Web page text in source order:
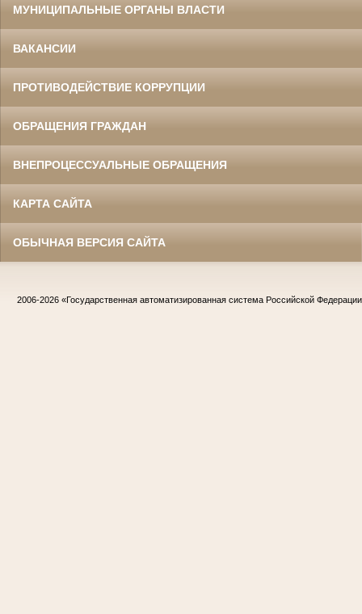
МУНИЦИПАЛЬНЫЕ ОРГАНЫ ВЛАСТИ
ВАКАНСИИ
ПРОТИВОДЕЙСТВИЕ КОРРУПЦИИ
ОБРАЩЕНИЯ ГРАЖДАН
ВНЕПРОЦЕССУАЛЬНЫЕ ОБРАЩЕНИЯ
КАРТА САЙТА
ОБЫЧНАЯ ВЕРСИЯ САЙТА
2006-2026 «Государственная автоматизированная система Российской